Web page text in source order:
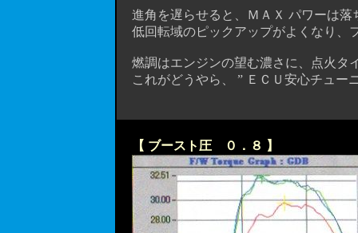
進角を遅らせると、ＭＡＸ パワーは落
低回転域のピックアップがよくなり、
燃調はエンジンの望む濃さに、点火タ
これがどうやら、 ” ＥＣＵ安心チュー
【 ブースト圧 ０．８ 】